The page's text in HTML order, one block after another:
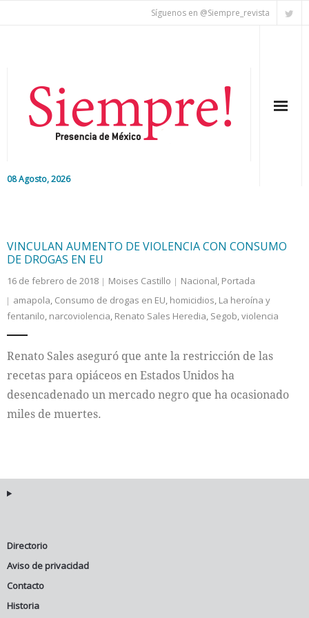
Síguenos en @Siempre_revista
08 Agosto, 2026
Colaboradores
Cultura
VINCULAN AUMENTO DE VIOLENCIA CON CONSUMO
DE DROGAS EN EU
16 de febrero de 2018 Moises Castillo Nacional, Portada
amapola, Consumo de drogas en EU, homicidios, La heroína y
fentanilo, narcoviolencia, Renato Sales Heredia, Segob,violencia
Renato Sales aseguró que ante la restricción de las
recetas para opiáceos en Estados Unidos ha
desencadenado un mercado negro que ha ocasionado
miles de muertes.
Directorio
Aviso de privacidad
Contacto
Historia